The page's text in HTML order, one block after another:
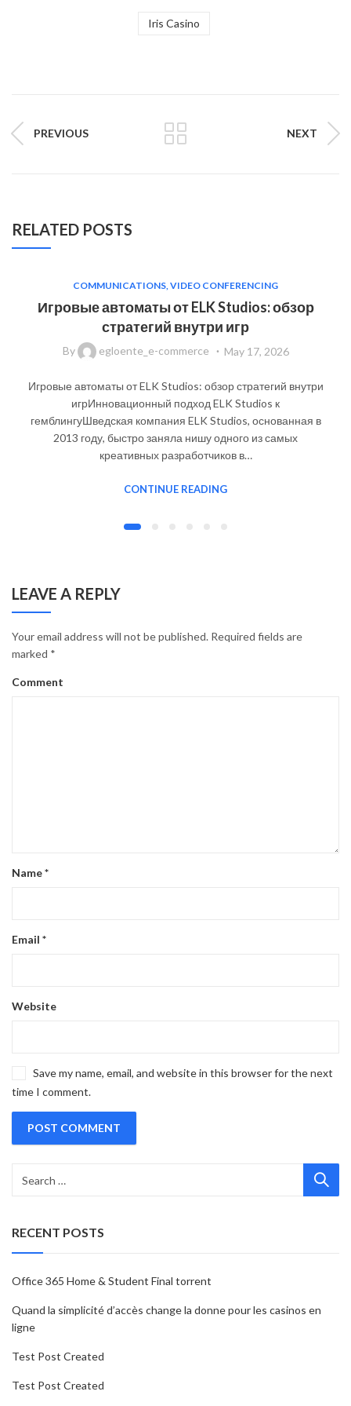
Iris Casino
PREVIOUS NEXT
RELATED POSTS
COMMUNICATIONS, VIDEO CONFERENCING
Игровые автоматы от ELK Studios: обзор
стратегий внутри игр
By egloente_e-commerce May 17, 2026
Игровые автоматы от ELK Studios: обзор стратегий внутри
игрИнновационный подход ELK Studios к
гемблингуШведская компания ELK Studios, основанная в
2013 году, быстро заняла нишу одного из самых
креативных разработчиков в…
CONTINUE READING
LEAVE A REPLY
Your email address will not be published. Required fields are
marked *
Comment
Name*
Email *
Website
Save my name, email, and website in this browser for the next
time I comment.
RECENT POSTS
Office 365 Home & Student Final torrent
Quand la simplicité d’accès change la donne pour les casinos en
ligne
Test Post Created
Test Post Created